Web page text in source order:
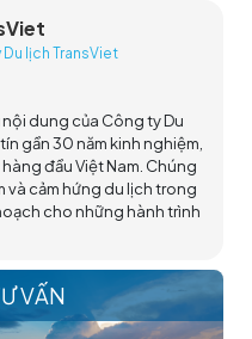
lịch TransViet
nội dung của Công ty Du
gần 30 năm kinh nghiệm,
đầu Việt Nam. Chúng
và cảm hứng du lịch trong
cho những hành trình
VẤN